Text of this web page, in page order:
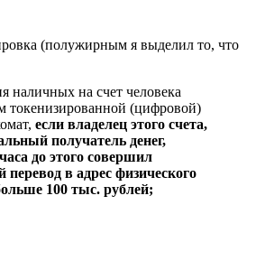
(полужирным я выделил то, что
наличных на счет человека
токенизированной (цифровой)
если владелец этого счета,
получатель денег,
до этого совершил
в адрес физического
100 тыс. рублей;